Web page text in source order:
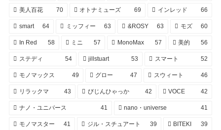
美人百花 70 オトナミューズ 69 インレッド 66
smart 64 ミッフィー 63 &ROSY 63 モズ 60
In Red 58 ミニ 57 MonoMax 57 美的 56
ステディ 54 jillstuart 53 スマート 52
モノマックス 49 グロー 47 スウィート 46
リラックマ 43 びじんひゃっか 42 VOCE 42
ナノ・ユニバース 41 nano・universe 41
モノマスター 41 ジル・スチュアート 39 BITEKI 39